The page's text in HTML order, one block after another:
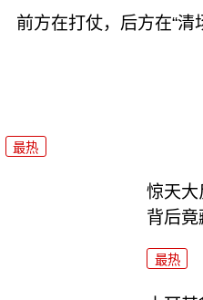
前方在打仗，后方在“清
最热
惊天大
背后竟
最热